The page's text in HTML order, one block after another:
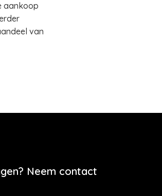
aankoop
van
Neem contact